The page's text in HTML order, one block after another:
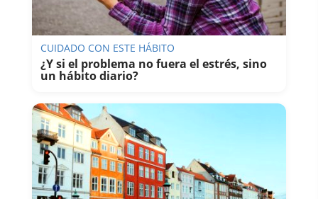
CUIDADO CON ESTE HÁBITO
¿Y si el problema no fuera el estrés, sino
un hábito diario?